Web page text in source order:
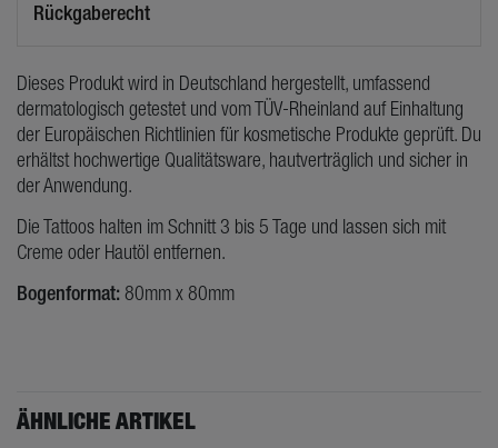
Rückgaberecht
Dieses Produkt wird in Deutschland hergestellt, umfassend
dermatologisch getestet und vom TÜV-Rheinland auf Einhaltung
der Europäischen Richtlinien für kosmetische Produkte geprüft. Du
erhältst hochwertige Qualitätsware, hautverträglich und sicher in
der Anwendung.
Die Tattoos halten im Schnitt 3 bis 5 Tage und lassen sich mit
Creme oder Hautöl entfernen.
Bogenformat: 80mm x 80mm
ÄHNLICHE ARTIKEL